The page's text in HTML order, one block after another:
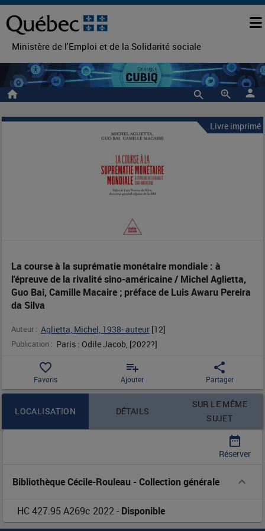
Ministère de l'Emploi et de la Solidarité sociale
home zoom_in person
monétaire
mondiale
à
l'épreuve
de
la
américaine
/
Livre imprimé
La course à la suprématie monétaire mondiale : à
l'épreuve de la rivalité sino-américaine / Michel Aglietta,
Guo Bai, Camille Macaire ; préface de Luis Awaru Pereira
da Silva
Auteur : Aglietta, Michel, 1938- auteur [12]
Publication : Paris : Odile Jacob, [2022?]
favorite_border
Favoris
playlist_add
Ajouter
share
Partager
Contenu de la notice
LOCALISATION DÉTAILS
SUR LE MÊME
SUJET
date_range
Réserver
Bibliothèque Cécile-Rouleau -Collection générale
HC 427.95 A269c 2022- Disponible